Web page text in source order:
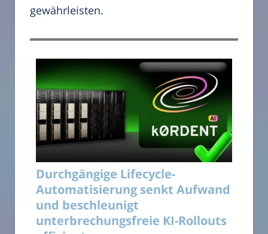
gewährleisten.
Durchgängige Lifecycle-
Automatisierung senkt Aufwand
und beschleunigt
unterbrechungsfreie KI-Rollouts